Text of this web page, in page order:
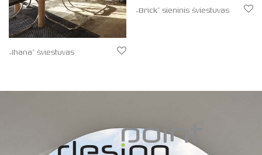
„Ihana” šviestuvas
„Brick” sieninis šviestuvas